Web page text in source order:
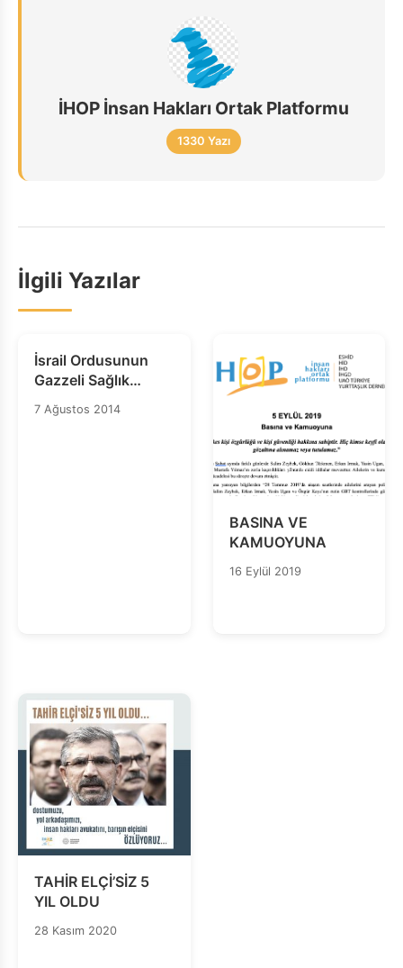
İHOP İnsan Hakları Ortak Platformu
1330 Yazı
İlgili Yazılar
İsrail Ordusunun
Gazzeli Sağlık
Çalışanlarını Kasten
Hedef Aldığına Dair
7 Ağustos 2014
BASINA VE
KAMUOYUNA
16 Eylül 2019
TAHİR ELÇİ’SİZ 5
YIL OLDU
28 Kasım 2020